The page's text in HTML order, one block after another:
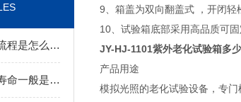
紫外老化试验箱的开机流程是怎么样的
紫外老化试验箱的灯管寿命一般是多久？
9、箱盖为双向翻盖式 ，开闭轻
10、试验箱底部采用高品质可
JY-HJ-1101紫外老化试验箱多
产品用途
模拟光照的老化试验设备，专